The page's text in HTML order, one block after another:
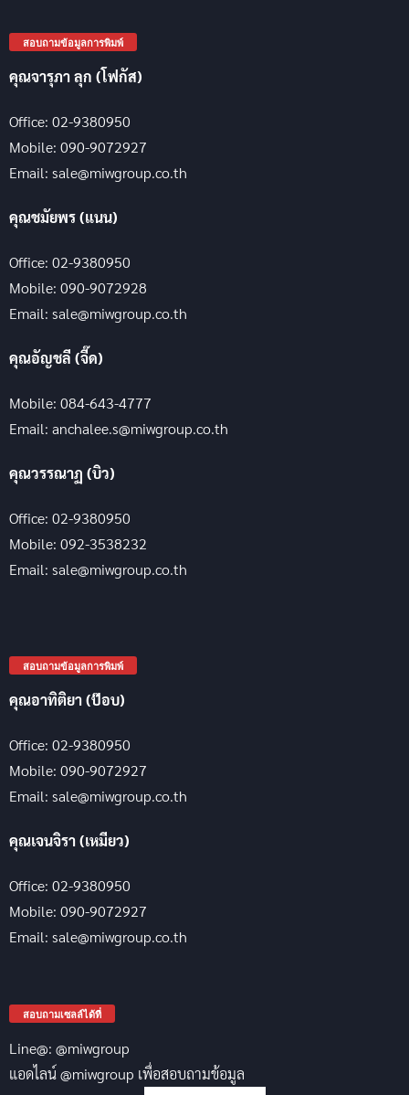
สอบถามข้อมูลการพิมพ์
คุณจารุภา ลุก (โฟกัส)
Office: 02-9380950
Mobile: 090-9072927
Email: sale@miwgroup.co.th
คุณชมัยพร (แนน)
Office: 02-9380950
Mobile: 090-9072928
Email: sale@miwgroup.co.th
คุณอัญชลี (จี๊ด)
Mobile: 084-643-4777
Email: anchalee.s@miwgroup.co.th
คุณวรรณาฏ (บิว)
Office: 02-9380950
Mobile: 092-3538232
Email: sale@miwgroup.co.th
สอบถามข้อมูลการพิมพ์
คุณอาทิติยา (ป๊อบ)
Office: 02-9380950
Mobile: 090-9072927
Email: sale@miwgroup.co.th
คุณเจนจิรา (เหมียว)
Office: 02-9380950
Mobile: 090-9072927
Email: sale@miwgroup.co.th
สอบถามเซลล์ได้ที่
Line@: @miwgroup
แอดไลน์ @miwgroup เพื่อสอบถามข้อมูล